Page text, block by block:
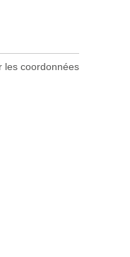
les coordonnées